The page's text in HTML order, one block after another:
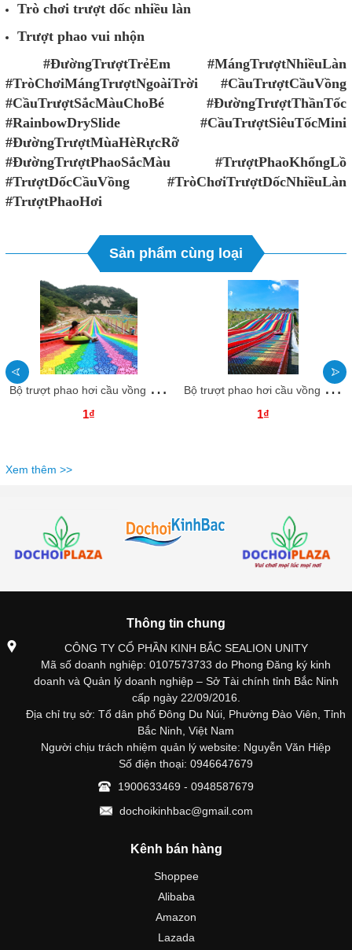
Trò chơi trượt dốc nhiều làn
Trượt phao vui nhộn
#ĐườngTrượtTrẻEm #MángTrượtNhiềuLàn
#TròChơiMángTrượtNgoàiTrời #CầuTrượtCầuVồng
#CầuTrượtSắcMàuChoBé #ĐườngTrượtThầnTốc
#RainbowDrySlide #CầuTrượtSiêuTốcMini
#ĐườngTrượtMùaHèRựcRỡ
#ĐườngTrượtPhaoSắcMàu #TrượtPhaoKhổngLồ
#TrượtDốcCầuVồng #TròChơiTrượtDốcNhiềuLàn
#TrượtPhaoHơi
Sản phẩm cùng loại
B
ộ trượt phao hơi cầu vồng CVTTKB25 Dochoikinhbac Trò chơi cảm giác mạnh siêu vui từ Đồ Chơi Kinh Bắc
1₫
B
ộ trượt phao hơi cầu vồng CVTTKB24 Dochoikinhbac Trò chơi cảm giác mạnh siêu vui từ Đồ Chơi Kinh Bắc
1₫
Xem thêm >>
Thông tin chung
CÔNG TY CỔ PHẦN KINH BẮC SEALION UNITY
Mã số doanh nghiệp: 0107573733 do Phong Đăng ký kinh
doanh và Quản lý doanh nghiệp – Sở Tài chính tỉnh Bắc Ninh
cấp ngày 22/09/2016.
Địa chỉ trụ sở: Tổ dân phố Đông Du Núi, Phường Đào Viên, Tỉnh
Bắc Ninh, Việt Nam
Người chịu trách nhiệm quản lý website: Nguyễn Văn Hiệp
Số điện thoại: 0946647679
1900633469 - 0948587679
dochoikinhbac@gmail.com
Kênh bán hàng
Shoppee
Alibaba
Amazon
Lazada